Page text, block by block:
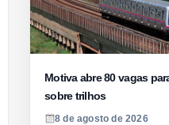
Motiva abre 80 vagas
sobre trilhos
8 de agosto de 2026